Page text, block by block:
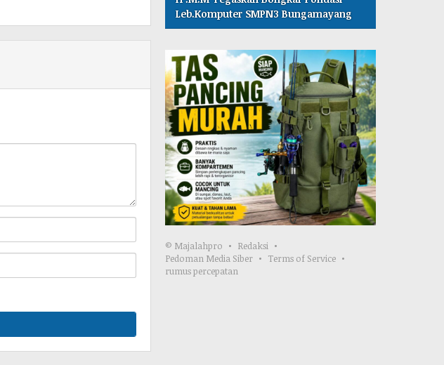
Leb.Komputer SMPN3 Bungamayang
© Majalahpro
Redaksi
Pedoman Media Siber
Terms of Service
rumus percepatan